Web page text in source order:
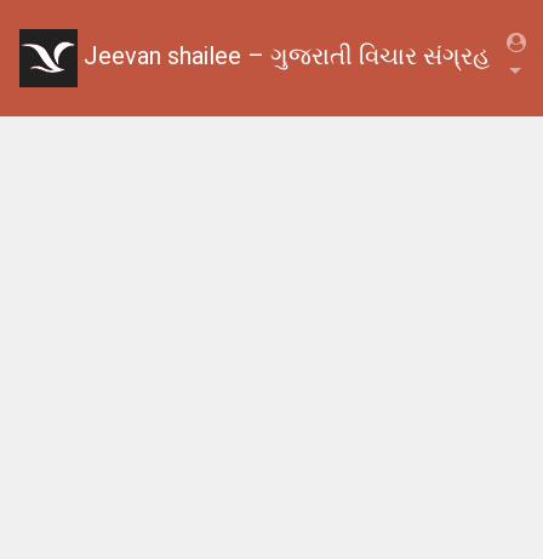
Jeevan shailee – ગુજરાતી વિચાર સંગ્રહ